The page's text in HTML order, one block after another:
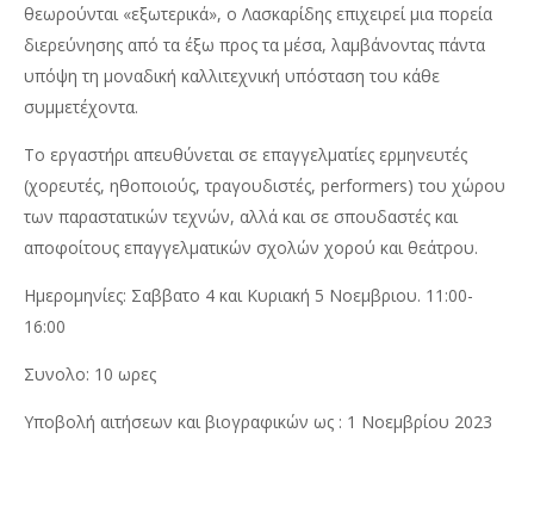
θεωρούνται «εξωτερικά», ο Λασκαρίδης επιχειρεί μια πορεία
διερεύνησης από τα έξω προς τα μέσα, λαμβάνοντας πάντα
υπόψη τη μοναδική καλλιτεχνική υπόσταση του κάθε
συμμετέχοντα.
Το εργαστήρι απευθύνεται σε επαγγελματίες ερμηνευτές
(χορευτές, ηθοποιούς, τραγουδιστές, performers) του χώρου
των παραστατικών τεχνών, αλλά και σε σπουδαστές και
αποφοίτους επαγγελματικών σχολών χορού και θεάτρου.
Ημερομηνίες: Σαββατο 4 και Κυριακή 5 Νοεμβριου. 11:00-
16:00
Συνολο: 10 ωρες
Υποβολή αιτήσεων και βιογραφικών ως : 1 Νοεμβρίου 2023